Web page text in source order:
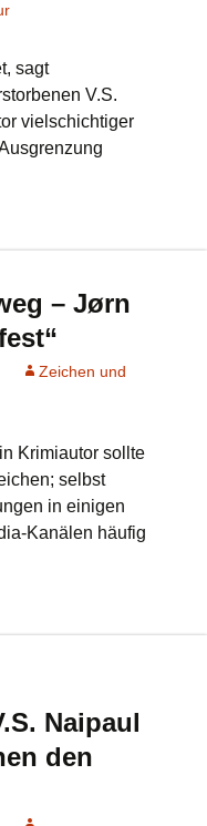
sagt
V.S.
vielschichtiger
– Jørn
Zeichen und
Krimiautor sollte
selbst
in einigen
Kanälen häufig
Naipaul
den